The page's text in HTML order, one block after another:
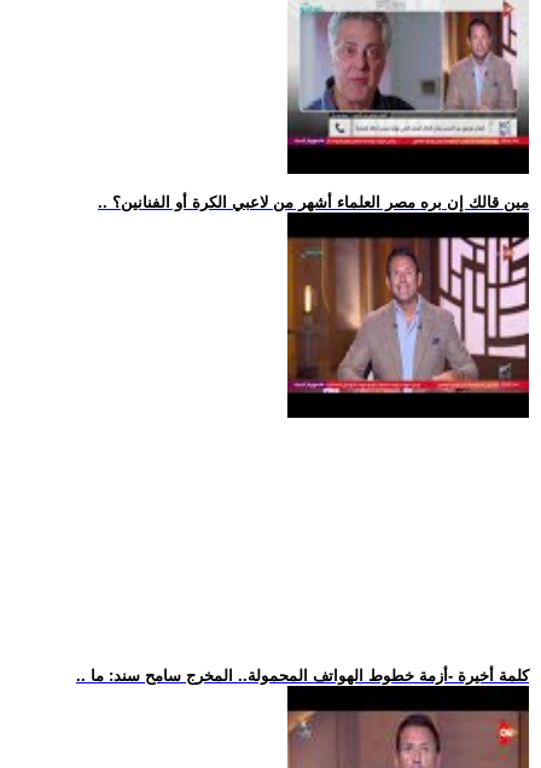
.. مين قالك إن بره مصر العلماء أشهر من لاعبي الكرة أو الفنانين؟
.. كلمة أخيرة -أزمة خطوط الهواتف المحمولة.. المخرج سامح سند: ما